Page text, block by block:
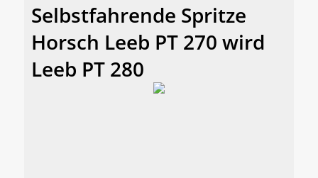
Selbstfahrende Spritze
Horsch Leeb PT 270 wird
Leeb PT 280